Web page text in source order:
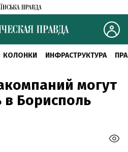
КОЛОНКИ ИНФРАСТРУКТУРА
могут
в Борисполь